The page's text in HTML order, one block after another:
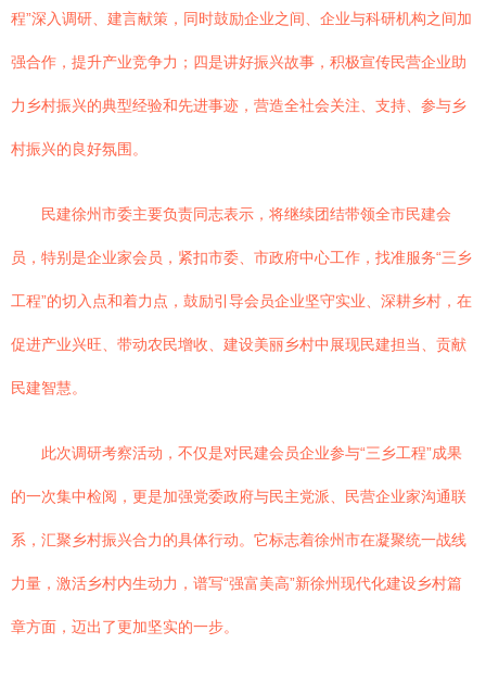
程”深入调研、建言献策，同时鼓励企业之间、企业与科研机构之间加
强合作，提升产业竞争力；四是讲好振兴故事，积极宣传民营企业助
力乡村振兴的典型经验和先进事迹，营造全社会关注、支持、参与乡
村振兴的良好氛围。
民建徐州市委主要负责同志表示，将继续团结带领全市民建会
员，特别是企业家会员，紧扣市委、市政府中心工作，找准服务“三乡
工程”的切入点和着力点，鼓励引导会员企业坚守实业、深耕乡村，在
促进产业兴旺、带动农民增收、建设美丽乡村中展现民建担当、贡献
民建智慧。
此次调研考察活动，不仅是对民建会员企业参与“三乡工程”成果
的一次集中检阅，更是加强党委政府与民主党派、民营企业家沟通联
系，汇聚乡村振兴合力的具体行动。它标志着徐州市在凝聚统一战线
力量，激活乡村内生动力，谱写“强富美高”新徐州现代化建设乡村篇
章方面，迈出了更加坚实的一步。